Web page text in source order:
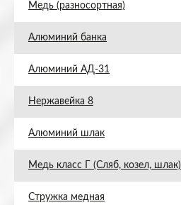
Медь (разносортная)
Алюминий банка
Алюминий АД-31
Нержавейка 8
Алюминий шлак
Медь класс Г (Сляб, козел, шлак)
Стружка медная